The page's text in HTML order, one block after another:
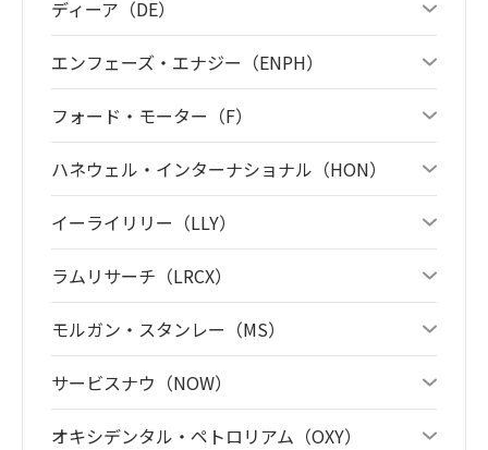
ディーア（DE）
エンフェーズ・エナジー（ENPH）
フォード・モーター（F）
ハネウェル・インターナショナル（HON）
イーライリリー（LLY）
ラムリサーチ（LRCX）
モルガン・スタンレー（MS）
サービスナウ（NOW）
オキシデンタル・ペトロリアム（OXY）